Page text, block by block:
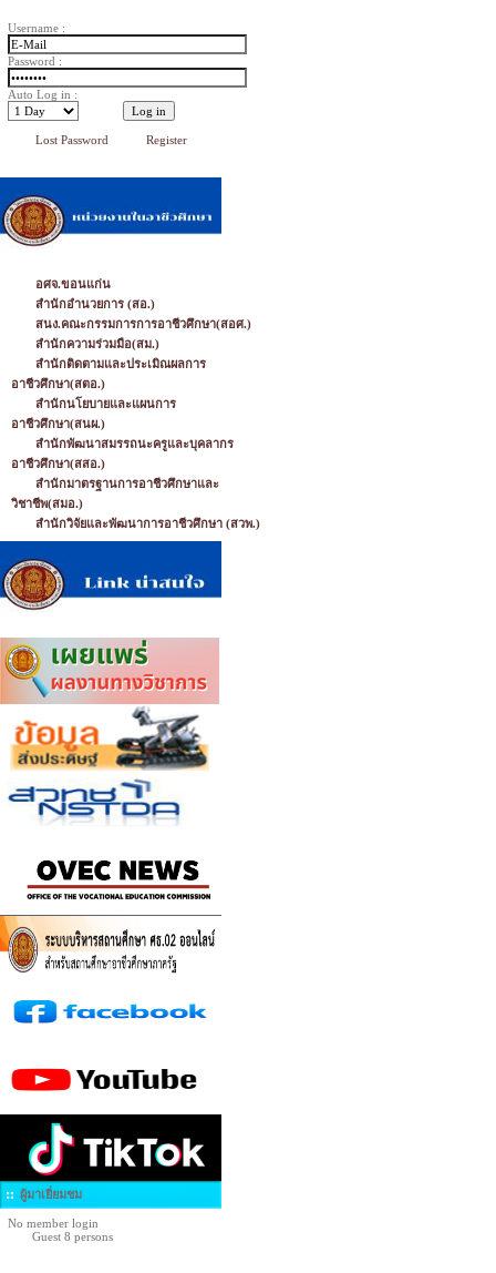
Username :
Password :
Auto Log in :
Lost Password Register
อศจ.ขอนแก่น
สำนักอำนวยการ (สอ.)
สนง.คณะกรรมการการอาชีวศึกษา(สอศ.)
สำนักความร่วมมือ(สม.)
สำนักติดตามและประเมิณผลการ
อาชีวศึกษา(สตอ.)
สำนักนโยบายและแผนการ
อาชีวศึกษา(สนผ.)
สำนักพัฒนาสมรรถนะครูและบุคลากร
อาชีวศึกษา(สสอ.)
สำนักมาตรฐานการอาชีวศึกษาและ
วิชาชีพ(สมอ.)
สำนักวิจัยและพัฒนาการอาชีวศึกษา (สวพ.)
ผู้มาเยี่ยมชม
No member login
Guest 8 persons